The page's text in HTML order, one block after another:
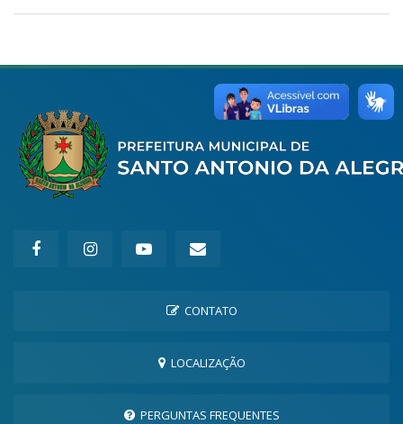
CONTATO
LOCALIZAÇÃO
PERGUNTAS FREQUENTES